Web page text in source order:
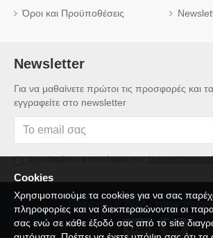
Όροι και Προϋποθέσεις
Newsletter
Για να μαθαίνετε πρώτοι τις προσφορές και
εγγραφείτε στο newsletter
Έχω διαβάσει και αποδέχομαι τους Όροι και
Copyright © 2022 -
Cookies
Χρησιμοποιούμε τα cookies για να σας
πληροφορίες και να διεκπεραιώνονται οι
σας ενώ σε κάθε έξοδό σας από το site